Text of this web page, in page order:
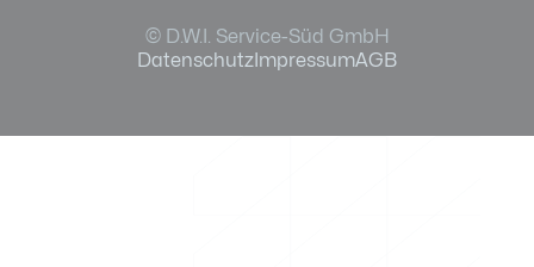
Datenschutz ImpressumAGB
© D.W.I. Service-Süd GmbH